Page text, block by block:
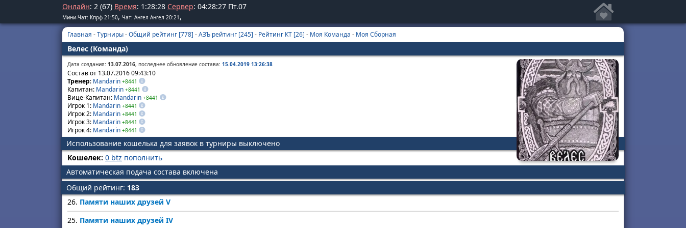
Онлайн: 2 (67) Время: 1 :28:28 Сервер: 04:28:27 Пт.07
Мини-Чат: Кпрф 21:50, Чат: Ангел Ангел 20:21 ,
Главная -Турниры-Общий рейтинг [778] -АЗЪ рейтинг [245] - Рейтинг КТ [26] - Моя Команда - Моя Сборная
Велес (Команда)
Дата создания: 13.07.2016, последнее обновление состава: 15.04.2019 13:26:38
Состав от 13.07.2016 09:43:10
Тренер: Mandarin +8441
Капитан: Mandarin +8441
Вице-Капитан: Mandarin +8441
Игрок 1: Mandarin +8441
Игрок 2: Mandarin +8441
Игрок 3: Mandarin +8441
Игрок 4: Mandarin +8441
Использование кошелька для заявок в турниры выключено
Кошелек: 0 btz пополнить
Автоматическая подача состава включена
Общий рейтинг: 183
26. Памяти наших друзей V
25. Памяти наших друзей IV